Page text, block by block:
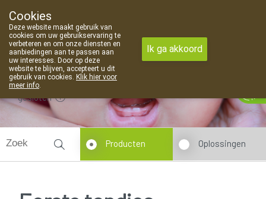
09 373 94 03
gesloten
Producten Oplossingen
Cookies
Deze website maakt gebruik van
cookies om uw gebruikservaring te
verbeteren en om onze diensten en
aanbiedingen aan te passen aan
uw interesses. Door op deze
website te blijven, accepteert u dit
gebruik van cookies. Klik hier voor
meer info.
Ik ga akkoord